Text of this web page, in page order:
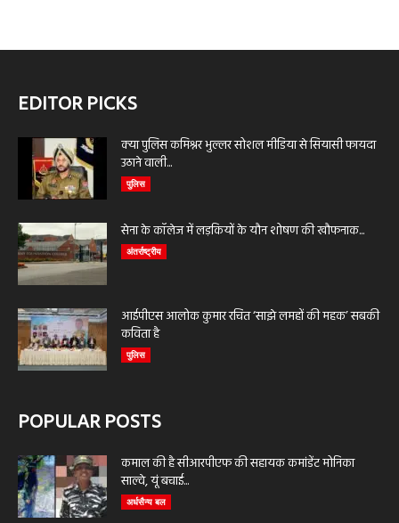
EDITOR PICKS
क्या पुलिस कमिश्नर भुल्लर सोशल मीडिया से सियासी फायदा
उठाने वाली...
पुलिस
सेना के कॉलेज में लड़कियों के यौन शोषण की खौफनाक...
अंतर्राष्ट्रीय
आईपीएस आलोक कुमार रचित ‘साझे लमहों की महक’ सबकी
कविता है
पुलिस
POPULAR POSTS
कमाल की है सीआरपीएफ की सहायक कमांडेंट मोनिका
साल्वे, यूं बचाई...
अर्धसैन्य बल